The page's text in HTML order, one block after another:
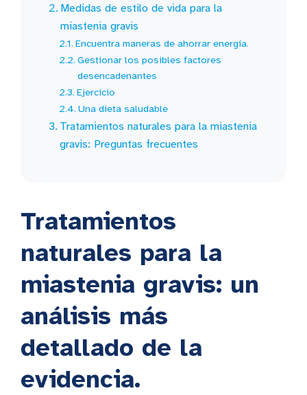
Medidas de estilo de vida para la
miastenia gravis
Encuentra maneras de ahorrar energía.
Gestionar los posibles factores
desencadenantes
Ejercicio
Una dieta saludable
Tratamientos naturales para la miastenia
gravis: Preguntas frecuentes
Tratamientos
naturales para la
miastenia gravis: un
análisis más
detallado de la
evidencia.